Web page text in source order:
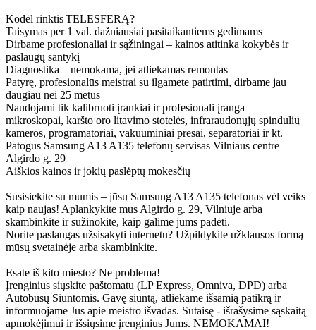
Kodėl rinktis TELESFERĄ?
Taisymas per 1 val. dažniausiai pasitaikantiems gedimams
Dirbame profesionaliai ir sąžiningai – kainos atitinka kokybės ir
paslaugų santykį
Diagnostika – nemokama, jei atliekamas remontas
Patyrę, profesionalūs meistrai su ilgamete patirtimi, dirbame jau
daugiau nei 25 metus
Naudojami tik kalibruoti įrankiai ir profesionali įranga –
mikroskopai, karšto oro litavimo stotelės, infraraudonųjų spindulių
kameros, programatoriai, vakuuminiai presai, separatoriai ir kt.
Patogus Samsung A13 A135 telefonų servisas Vilniaus centre –
Algirdo g. 29
Aiškios kainos ir jokių paslėptų mokesčių
Susisiekite su mumis – jūsų Samsung A13 A135 telefonas vėl veiks
kaip naujas! Aplankykite mus Algirdo g. 29, Vilniuje arba
skambinkite ir sužinokite, kaip galime jums padėti.
Norite paslaugas užsisakyti internetu? Užpildykite užklausos formą
mūsų svetainėje arba skambinkite.
Esate iš kito miesto? Ne problema!
Įrenginius siųskite paštomatu (LP Express, Omniva, DPD) arba
Autobusų Siuntomis. Gavę siuntą, atliekame išsamią patikrą ir
informuojame Jus apie meistro išvadas. Sutaisę - išrašysime sąskaitą
apmokėjimui ir išsiųsime įrenginius Jums. NEMOKAMAI!